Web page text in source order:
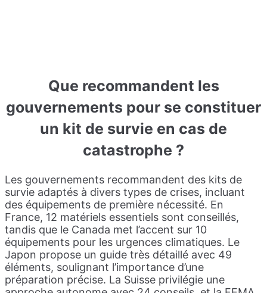
Que recommandent les
gouvernements pour se constituer
un kit de survie en cas de
catastrophe ?
Les gouvernements recommandent des kits de
survie adaptés à divers types de crises, incluant
des équipements de première nécessité. En
France, 12 matériels essentiels sont conseillés,
tandis que le Canada met l’accent sur 10
équipements pour les urgences climatiques. Le
Japon propose un guide très détaillé avec 49
éléments, soulignant l’importance d’une
préparation précise. La Suisse privilégie une